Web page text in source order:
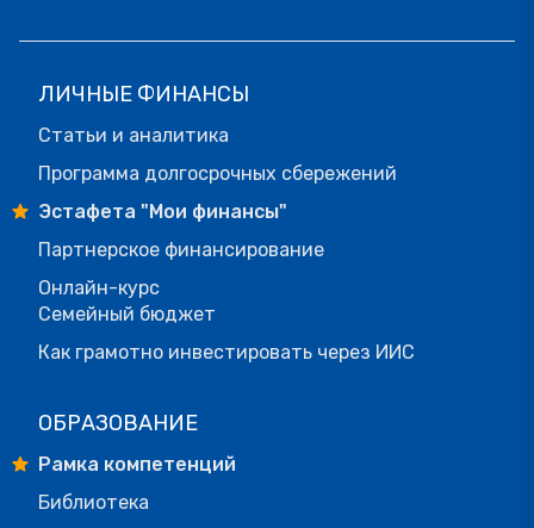
ЛИЧНЫЕ ФИНАНСЫ
Статьи и аналитика
Программа долгосрочных сбережений
Эстафета "Мои финансы"
Партнерское финансирование
Онлайн-курс
Семейный бюджет
Как грамотно инвестировать через ИИС
ОБРАЗОВАНИЕ
Рамка компетенций
Библиотека